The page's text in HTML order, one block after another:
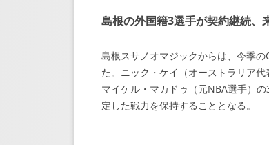
島根の外国籍3選手が契約継続、
島根スサノオマジックからは、今季
た。ニック・ケイ（オーストラリア
マイケル・マカドゥ（元NBA選手）
定した戦力を保持することとなる。